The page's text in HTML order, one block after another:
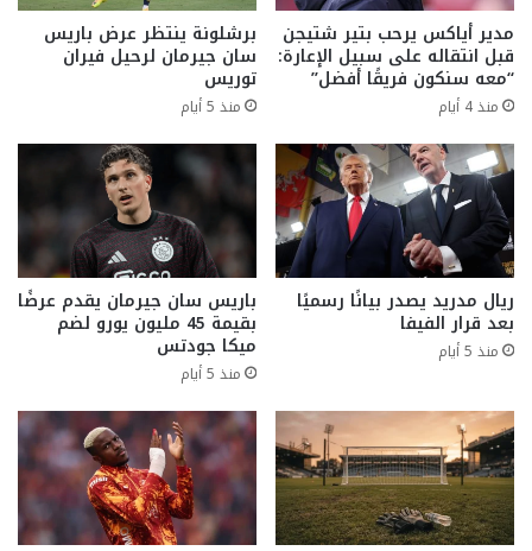
مدير أياكس يرحب بتير شتيجن
قبل انتقاله على سبيل الإعارة:
“معه سنكون فريقًا أفضل”
منذ 4 أيام
برشلونة ينتظر عرض باريس
سان جيرمان لرحيل فيران
توريس
منذ 5 أيام
ريال مدريد يصدر بيانًا رسميًا
بعد قرار الفيفا
منذ 5 أيام
باريس سان جيرمان يقدم عرضًا
بقيمة 45 مليون يورو لضم
ميكا جودتس
منذ 5 أيام